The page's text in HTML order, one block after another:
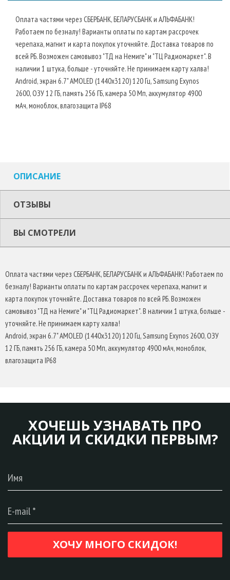
Оплата частями через СБЕРБАНК, БЕЛАРУСБАНК и АЛЬФАБАНК!
Работаем по безналу! Варианты оплаты по картам рассрочек
черепаха, магнит и карта покупок уточняйте. Доставка товаров по
всей РБ. Возможен самовывоз "ТД на Немиге" и "ТЦ Радиомаркет". В
наличии 1 штука, больше - уточняйте. Не принимаем карту халва!
Android, экран 6.7" AMOLED (1440x3120) 120 Гц, Samsung Exynos
2600, ОЗУ 12 ГБ, память 256 ГБ, камера 50 Мп, аккумулятор 4900
мАч, моноблок, влагозащита IP68
ОПИСАНИЕ
ОТЗЫВЫ
ВЫ СМОТРЕЛИ
Оплата частями через СБЕРБАНК, БЕЛАРУСБАНК и АЛЬФАБАНК! Работаем по
безналу! Варианты оплаты по картам рассрочек черепаха, магнит и
карта покупок уточняйте. Доставка товаров по всей РБ. Возможен
самовывоз "ТД на Немиге" и "ТЦ Радиомаркет". В наличии 1 штука, больше -
уточняйте. Не принимаем карту халва!
Android, экран 6.7" AMOLED (1440x3120) 120 Гц, Samsung Exynos 2600, ОЗУ
12 ГБ, память 256 ГБ, камера 50 Мп, аккумулятор 4900 мАч, моноблок,
влагозащита IP68
ХОЧЕШЬ УЗНАВАТЬ ПРО
АКЦИИ И СКИДКИ ПЕРВЫМ?